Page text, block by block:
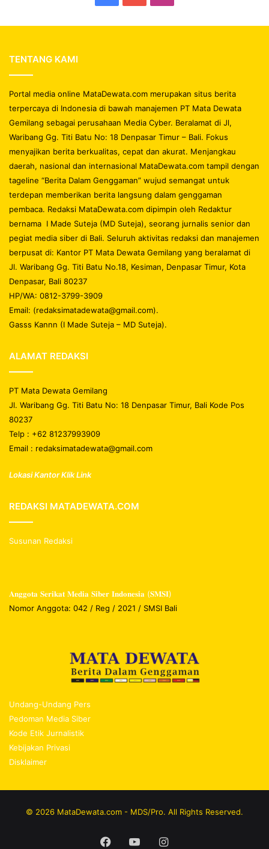
TENTANG KAMI
Portal media online MataDewata.com merupakan situs berita
terpercaya di Indonesia di bawah manajemen PT Mata Dewata
Gemilang sebagai perusahaan Media Cyber. Beralamat di Jl,
Waribang Gg. Titi Batu No: 18 Denpasar Timur – Bali. Fokus
menyajikan berita berkualitas, cepat dan akurat. Menjangkau
daerah, nasional dan internasional MataDewata.com tampil dengan
tageline “Berita Dalam Genggaman” wujud semangat untuk
terdepan memberikan berita langsung dalam genggaman
pembaca. Redaksi MataDewata.com dipimpin oleh Redaktur
bernama I Made Suteja (MD Suteja), seorang jurnalis senior dan
pegiat media siber di Bali. Seluruh aktivitas redaksi dan manajemen
berpusat di: Kantor PT Mata Dewata Gemilang yang beralamat di
Jl. Waribang Gg. Titi Batu No.18, Kesiman, Denpasar Timur, Kota
Denpasar, Bali 80237
HP/WA: 0812-3799-3909
Email: (redaksimatadewata@gmail.com).
Gasss Kannn (I Made Suteja – MD Suteja).
ALAMAT REDAKSI
PT Mata Dewata Gemilang
Jl. Waribang Gg. Titi Batu No: 18 Denpasar Timur, Bali Kode Pos
80237
Telp : +62 81237993909
Email : redaksimatadewata@gmail.com
Lokasi Kantor Klik Link
REDAKSI MATADEWATA.COM
Susunan Redaksi
𝐀𝐧𝐠𝐠𝐨𝐭𝐚 𝐒𝐞𝐫𝐢𝐤𝐚𝐭 𝐌𝐞𝐝𝐢𝐚 𝐒𝐢𝐛𝐞𝐫 𝐈𝐧𝐝𝐨𝐧𝐞𝐬𝐢𝐚 (𝐒𝐌𝐒𝐈)
Nomor Anggota: 042 / Reg / 2021 / SMSI Bali
Undang-Undang Pers
Pedoman Media Siber
Kode Etik Jurnalistik
Kebijakan Privasi
Disklaimer
© 2026 MataDewata.com - MDS/Pro. All Rights Reserved.
Facebook
YouTubeInstagram